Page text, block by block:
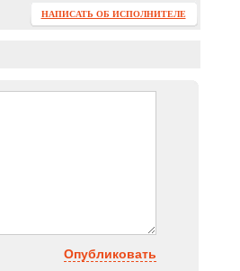
НАПИСАТЬ ОБ ИСПОЛНИТЕЛЕ
Опубликовать